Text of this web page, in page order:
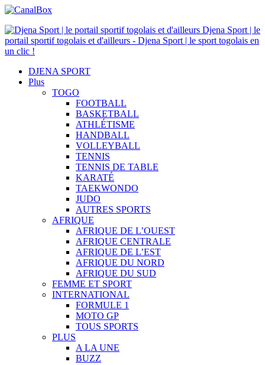
Djena Sport | le
portail sportif togolais et d'ailleurs - Djena Sport | le sport togolais en
un clic !
DJENA SPORT
Plus
TOGO
FOOTBALL
BASKETBALL
ATHLÉTISME
HANDBALL
VOLLEYBALL
TENNIS
TENNIS DE TABLE
KARATÉ
TAEKWONDO
JUDO
AUTRES SPORTS
AFRIQUE
AFRIQUE DE L’OUEST
AFRIQUE CENTRALE
AFRIQUE DE L’EST
AFRIQUE DU NORD
AFRIQUE DU SUD
FEMME ET SPORT
INTERNATIONAL
FORMULE 1
MOTO GP
TOUS SPORTS
PLUS
A LA UNE
BUZZ